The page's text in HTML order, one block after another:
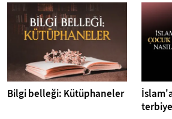
Bilgi belleği: Kütüphaneler